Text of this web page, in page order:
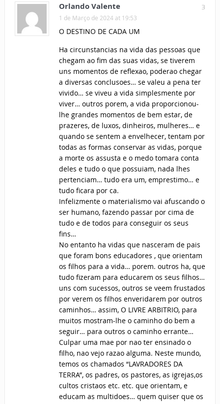
3
Orlando Valente
1 de Março de 2024 at 19:53
O DESTINO DE CADA UM
Ha circunstancias na vida das pessoas que
chegam ao fim das suas vidas, se tiverem
uns momentos de reflexao, poderao chegar
a diversas conclusoes… se valeu a pena ter
vivido… se viveu a vida simplesmente por
viver… outros porem, a vida proporcionou-
lhe grandes momentos de bem estar, de
prazeres, de luxos, dinheiros, mulheres… e
quando se sentem a envelhecer, tentam por
todas as formas conservar as vidas, porque
a morte os assusta e o medo tomara conta
deles e tudo o que possuiam, nada lhes
pertenciam… tudo era um, emprestimo… e
tudo ficara por ca.
Infelizmente o materialismo vai afuscando o
ser humano, fazendo passar por cima de
tudo e de todos para conseguir os seus
fins…
No entanto ha vidas que nasceram de pais
que foram bons educadores , que orientam
os filhos para a vida… porem. outros ha, que
tudo fizeram para educarem os seus filhos…
uns com sucessos, outros se veem frustados
por verem os filhos enveridarem por outros
caminhos… assim, O LIVRE ARBITRIO, para
muitos mostram-lhe o caminho do bem a
seguir… para outros o caminho errante…
Culpar uma mae por nao ter ensinado o
filho, nao vejo razao alguma. Neste mundo,
temos os chamados “LAVRADORES DA
TERRA”, os padres, os pastores, as igrejas,os
cultos cristaos etc. etc. que orientam, e
educam as multidoes… quem quiser que os